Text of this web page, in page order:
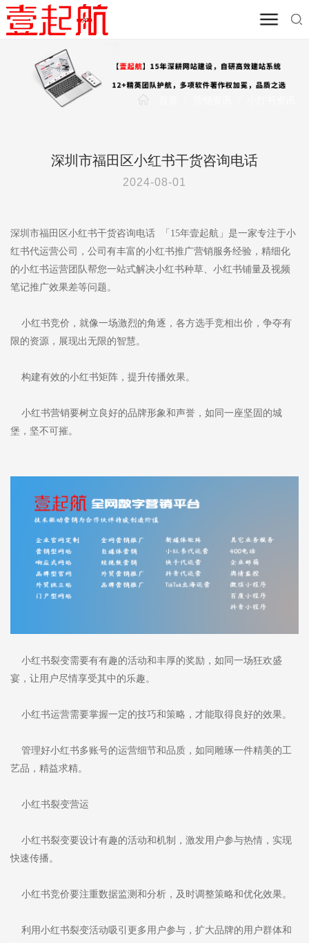
深圳市福田区小红书干货咨询电话
2024-08-01
深圳市福田区小红书干货咨询电话 「15年壹起航」是一家专注于小
红书代运营公司，公司有丰富的小红书推广营销服务经验，精细化
的小红书运营团队帮您一站式解决小红书种草、小红书铺量及视频
笔记推广效果差等问题。
小红书竞价，就像一场激烈的角逐，各方选手竞相出价，争夺有
限的资源，展现出无限的智慧。
构建有效的小红书矩阵，提升传播效果。
小红书营销要树立良好的品牌形象和声誉，如同一座坚固的城
堡，坚不可摧。
小红书裂变需要有有趣的活动和丰厚的奖励，如同一场狂欢盛
宴，让用户尽情享受其中的乐趣。
小红书运营需要掌握一定的技巧和策略，才能取得良好的效果。
管理好小红书多账号的运营细节和品质，如同雕琢一件精美的工
艺品，精益求精。
小红书裂变营运
小红书裂变要设计有趣的活动和机制，激发用户参与热情，实现
快速传播。
小红书竞价要注重数据监测和分析，及时调整策略和优化效果。
利用小红书裂变活动吸引更多用户参与，扩大品牌的用户群体和